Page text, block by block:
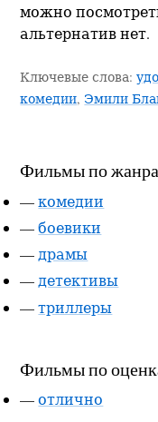
можно
альтернатив нет.
Ключевые слова:
комедии, Эмили
Фильмы по
—комедии
—боевики
— драмы
—детективы
—триллеры
Фильмы по
—отлично